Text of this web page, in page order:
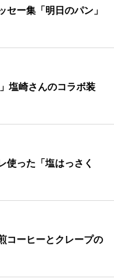
セー集「明日のパン」
塩崎さんのコラボ装
使った「塩はっさく
コーヒーとクレープの